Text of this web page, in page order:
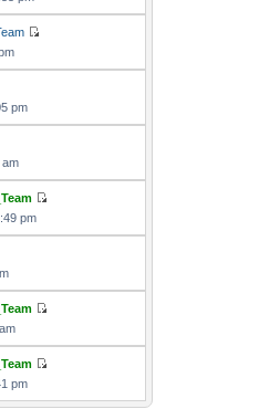
ข้
ว
ล่
า
pm
am
ข้
ว
ล่
pm
ข้
ว
ข้
pm